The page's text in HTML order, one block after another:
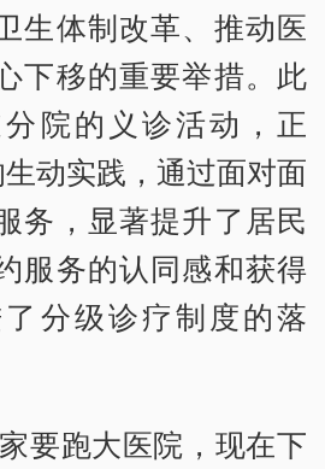
生体制改革、推动医
下移的重要举措。此
院的义诊活动，正
生动实践，通过面对面
务，显著提升了居民
服务的认同感和获得
分级诊疗制度的落
要跑大医院，现在下